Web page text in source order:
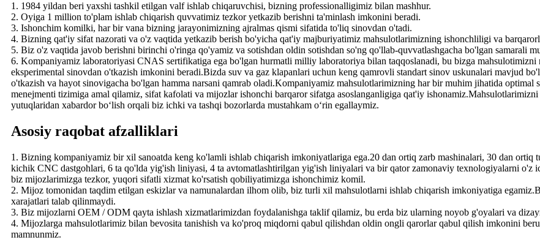
1. 1984 yildan beri yaxshi tashkil etilgan valf ishlab chiqaruvchisi, bizning professionalligimiz bilan mashhur.
2. Oyiga 1 million to'plam ishlab chiqarish quvvatimiz tezkor yetkazib berishni ta'minlash imkonini beradi.
3. Ishonchim komilki, har bir vana bizning jarayonimizning ajralmas qismi sifatida to'liq sinovdan o'tadi.
4. Bizning qat'iy sifat nazorati va o'z vaqtida yetkazib berish bo'yicha qat'iy majburiyatimiz mahsulotlarimizning ishonchliligi va
5. Biz o'z vaqtida javob berishni birinchi o'ringa qo'yamiz va sotishdan oldin sotishdan so'ng qo'llab-quvvatlashgacha bo'lgan samarali
6. Kompaniyamiz laboratoriyasi CNAS sertifikatiga ega bo'lgan hurmatli milliy laboratoriya bilan taqqoslanadi, bu bizga
eksperimental sinovdan o'tkazish imkonini beradi.Bizda suv va gaz klapanlari uchun keng qamrovli standart sinov uskunalari mavjud
o'tkazish va hayot sinovigacha bo'lgan hamma narsani qamrab oladi.Kompaniyamiz mahsulotlarimizning har bir muhim jihatida optimal
menejmenti tizimiga amal qilamiz, sifat kafolati va mijozlar ishonchi barqaror sifatga asoslanganligiga qat'iy
yutuqlaridan xabardor bo‘lish orqali biz ichki va tashqi bozorlarda mustahkam o‘rin egallaymiz.
Asosiy raqobat afzalliklari
1. Bizning kompaniyamiz bir xil sanoatda keng ko'lamli ishlab chiqarish imkoniyatlariga ega.20 dan ortiq zarb mashinalari, 30 dan
kichik CNC dastgohlari, 6 ta qo'lda yig'ish liniyasi, 4 ta avtomatlashtirilgan yig'ish liniyalari va bir qator zamonaviy texnologiyalarni o'z
biz mijozlarimizga tezkor, yuqori sifatli xizmat ko'rsatish qobiliyatimizga ishonchimiz komil.
2. Mijoz tomonidan taqdim etilgan eskizlar va namunalardan ilhom olib, biz turli xil mahsulotlarni ishlab chiqarish imkoniyatiga
xarajatlari talab qilinmaydi.
3. Biz mijozlarni OEM / ODM qayta ishlash xizmatlarimizdan foydalanishga taklif qilamiz, bu erda biz ularning noyob g'oyalari va
4. Mijozlarga mahsulotlarimiz bilan bevosita tanishish va ko'proq miqdorni qabul qilishdan oldin ongli qarorlar qabul qilish imkonini
mamnunmiz.